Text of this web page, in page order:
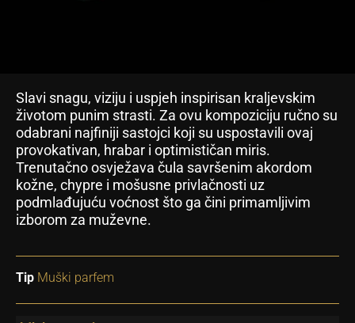
Slavi snagu, viziju i uspjeh inspirisan kraljevskim
životom punim strasti. Za ovu kompoziciju ručno su
odabrani najfiniji sastojci koji su uspostavili ovaj
provokativan, hrabar i optimističan miris.
Trenutačno osvježava čula savršenim akordom
kožne, chypre i mošusne privlačnosti uz
podmlađujuću voćnost što ga čini primamljivim
izborom za muževne.
Tip Muški parfem